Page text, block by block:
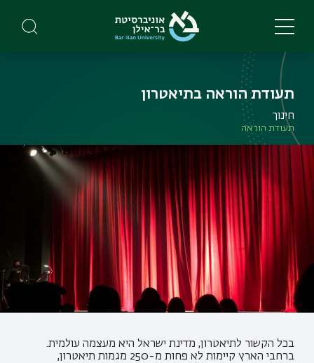
main
תעודת הוראה בתיאטרון
חינוך
תעודת הוראה
בכל הקשור לתיאטרון, מדינת ישראל היא מעצמה עולמית.
ברחבי הארץ קיימות לא פחות מ-250 מגמות תיאטרון,